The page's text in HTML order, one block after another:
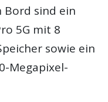
Bord sind ein
5G mit 8
sowie ein
Megapixel-